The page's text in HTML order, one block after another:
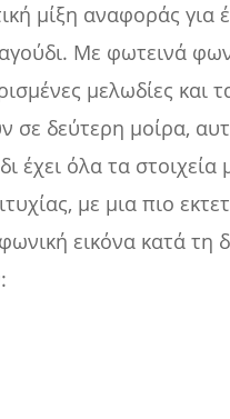
μίξη αναφοράς για
Με φωτεινά
μελωδίες και
σε δεύτερη μοίρα,
έχει όλα τα στοιχεία
με μια πιο
εικόνα κατά τη